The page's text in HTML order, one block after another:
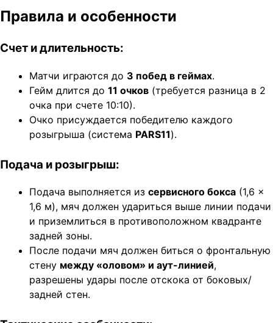
Правила и особенности
Счет и длительность:
Матчи играются до 3 побед в геймах.
Гейм длится до 11 очков (требуется разница в 2
очка при счете 10:10).
Очко присуждается победителю каждого
розыгрыша (система PARS11).
Подача и розыгрыш:
Подача выполняется из сервисного бокса (1,6 ×
1,6 м), мяч должен удариться выше линии подачи
и приземлиться в противоположном квадранте
задней зоны.
После подачи мяч должен биться о фронтальную
стену между «оловом» и аут-линией,
разрешены удары после отскока от боковых/
задней стен.